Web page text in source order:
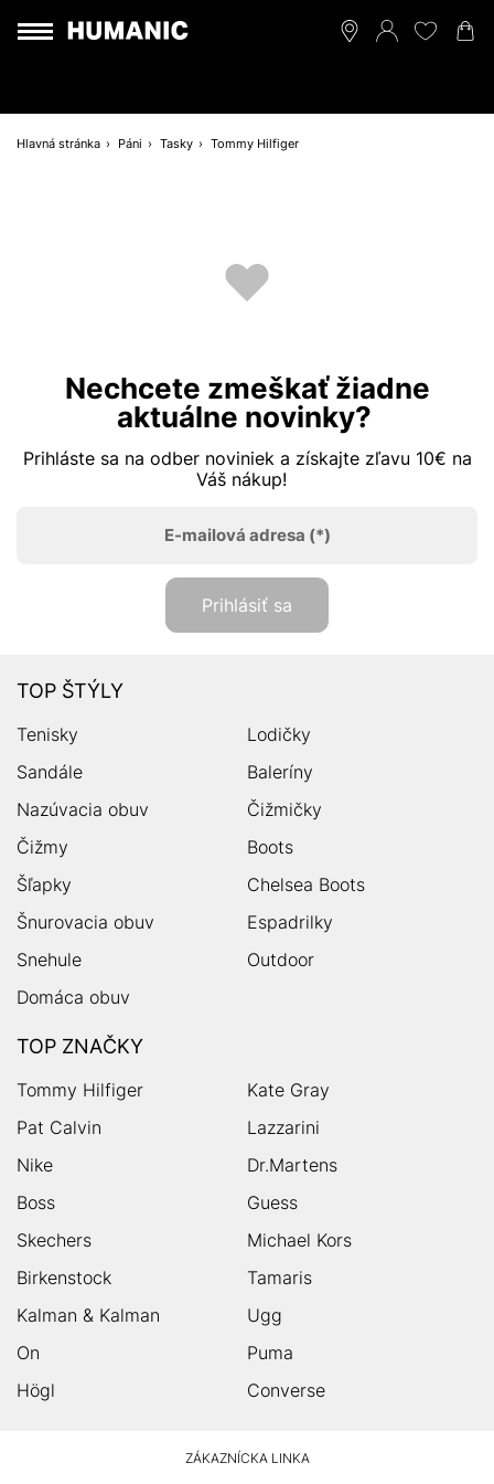
Hlavná stránka Páni Tasky Tommy Hilfiger
Nechcete zmeškať žiadne
aktuálne novinky?
Prihláste sa na odber noviniek a získajte zľavu 10€ na
Váš nákup!
E-mailová adresa (*)
Prihlásiť sa
TOP ŠTÝLY
Tenisky
Lodičky
Sandále
Baleríny
Nazúvacia obuv
Čižmičky
Čižmy
Boots
Šľapky
Chelsea Boots
Šnurovacia obuv
Espadrilky
Snehule
Outdoor
Domáca obuv
TOP ZNAČKY
Tommy Hilfiger
Kate Gray
Pat Calvin
Lazzarini
Nike
Dr.Martens
Boss
Guess
Skechers
Michael Kors
Birkenstock
Tamaris
Kalman & Kalman
Ugg
On
Puma
Högl
Converse
ZÁKAZNÍCKA LINKA